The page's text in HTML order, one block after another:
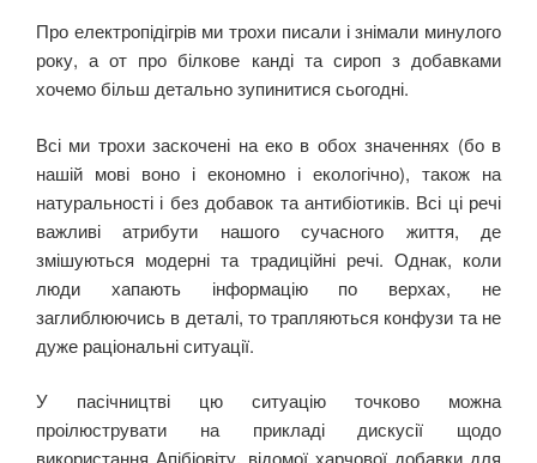
Про електропідігрів ми трохи писали і знімали минулого
року, а от про білкове канді та сироп з добавками
хочемо більш детально зупинитися сьогодні.
Всі ми трохи заскочені на еко в обох значеннях (бо в
нашій мові воно і економно і екологічно), також на
натуральності і без добавок та антибіотиків. Всі ці речі
важливі атрибути нашого сучасного життя, де
змішуються модерні та традиційні речі. Однак, коли
люди хапають інформацію по верхах, не
заглиблюючись в деталі, то трапляються конфузи та не
дуже раціональні ситуації.
У пасічництві цю ситуацію точково можна
проілюструвати на прикладі дискусії щодо